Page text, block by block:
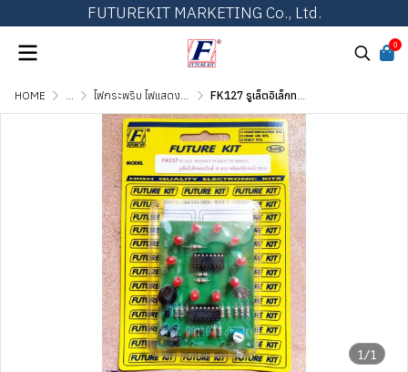
FUTUREKIT MARKETING Co., Ltd.
0
HOME ... ไฟกระพริบ ไฟแสดงผล และไฟเกมส์ต่างๆ FK127 รูเล็ตอิเล็กทรอนิกส์ 10 ดวง พร้อมบัซเซอร์
1/1